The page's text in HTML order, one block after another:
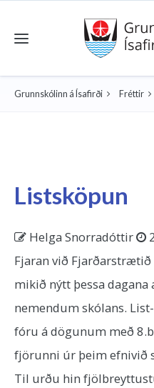
Toggle navigation
Grunnskólinn á Ísafirði Fréttir
Listsköpun
Helga Snorradóttir
Fjaran við Fjarðarstrætið
mikið nýtt þessa dagana
nemendum skólans.
fóru á dögunum með
fjörunni úr þeim efnivið
Til urðu hin